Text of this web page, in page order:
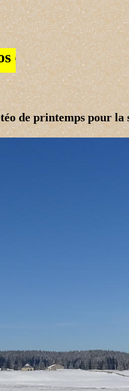
14/22
de printemps pour la